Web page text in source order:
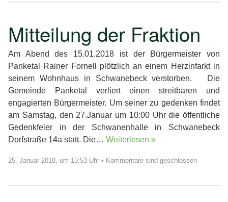
Mitteilung der Fraktion
Am Abend des 15.01.2018 ist der Bürgermeister von
Panketal Rainer Fornell plötzlich an einem Herzinfarkt in
seinem Wohnhaus in Schwanebeck verstorben. Die
Gemeinde Panketal verliert einen streitbaren und
engagierten Bürgermeister. Um seiner zu gedenken findet
am Samstag, den 27.Januar um 10:00 Uhr die öffentliche
Gedenkfeier in der Schwanenhalle in Schwanebeck
Dorfstraße 14a statt. Die… Weiterlesen »
25. Januar 2018, um 15:53 Uhr • Kommentare sind geschlossen